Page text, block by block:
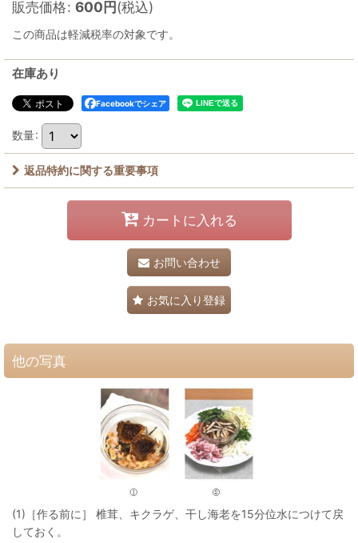
販売価格: 600円(税込)
この商品は軽減税率の対象です。
在庫あり
Facebookでシェア
数量:
返品特約に関する重要事項
カートに入れる
お問い合わせ
お気に入り登録
他の写真
(1)［作る前に］ 椎茸、キクラゲ、干し海老を15分位水につけて戻
しておく。